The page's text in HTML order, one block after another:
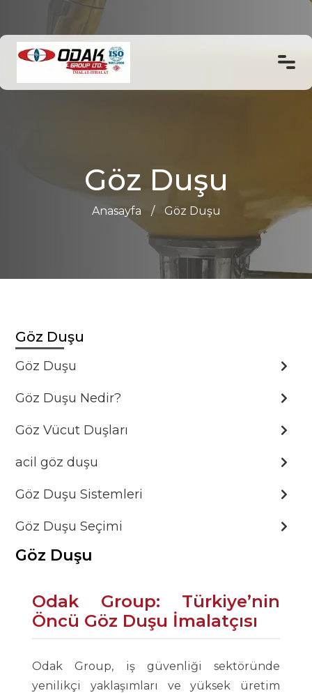
Anasayfa
Göz Duşu
Anasayfa / Göz Duşu
Göz Duşu
Göz Duşu
Göz Duşu Nedir?
Göz Vücut Duşları
acil göz duşu
Göz Duşu Sistemleri
Göz Duşu Seçimi
Göz Duşu
Odak Group: Türkiye’nin
Öncü Göz Duşu İmalatçısı
Odak Group, iş güvenliği sektöründe
yenilikçi yaklaşımları ve yüksek üretim